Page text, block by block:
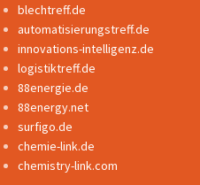
blechtreff.de
automatisierungstreff.de
innovations-intelligenz.de
logistiktreff.de
88energie.de
88energy.net
surfigo.de
chemie-link.de
chemistry-link.com